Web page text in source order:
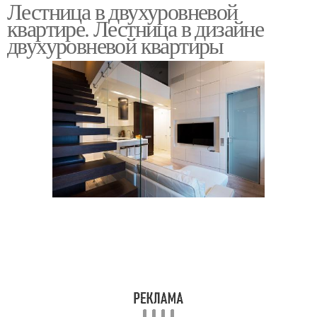
стиле
Лестница в двухуровневой
квартире. Лестница в дизайне
двухуровневой квартиры